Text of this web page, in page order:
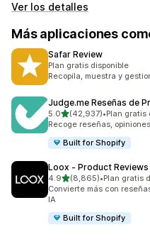
Ver los detalles
Más aplicaciones
Safar Review
Plan gratis disponible
Recopila, muestra y
Judge.me Reseñas de
5.0de 5 estrellas
(42,937)
42937 reseñas en total
•Plan gratis
Recoge reseñas,
Built for Shopify
Loox ‑ Product
4.9de 5 estrellas
(8,865)
8865 reseñas en total
•Plan gratis
Convierte más con
IA
Built for Shopify